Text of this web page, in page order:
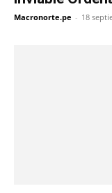
Macronorte.pe - 18